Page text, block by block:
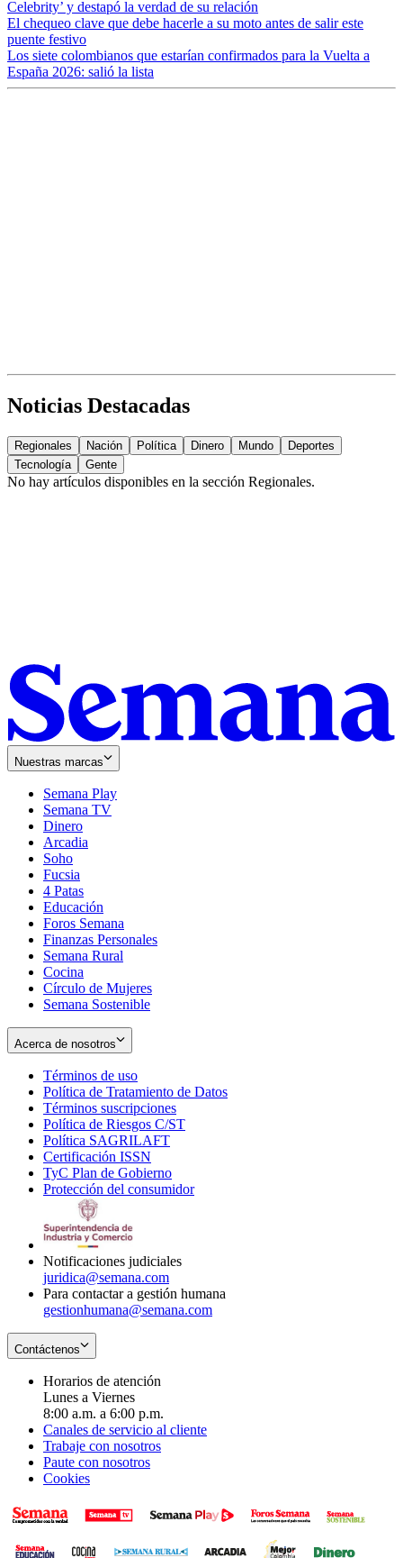
Celebrity’ y destapó la verdad de su relación
El chequeo clave que debe hacerle a su moto antes de salir este
puente festivo
Los siete colombianos que estarían confirmados para la Vuelta a
España 2026: salió la lista
Noticias Destacadas
Regionales Nación Política Dinero Mundo
Deportes
Tecnología
Gente
No hay artículos disponibles en la sección Regionales.
Nuestras marcas
Semana Play
Semana TV
Dinero
Arcadia
Soho
in
new
window
Fucsia
in
new
window
4 Patas
Educación
Foros Semana
Finanzas Personales
Semana Rural
Cocina
Círculo de Mujeres
Semana Sostenible
Acerca de nosotros
Términos de uso
in
new
window
Política de Tratamiento de Datos
Términos suscripciones
in
Política de Riesgos C/ST
Política SAGRILAFT
new
window
Certificación ISSN
in
new
TyC Plan de Gobierno
in
Protección del consumidorOpens
Notificaciones judiciales
juridica@semana.com
Para contactar a gestión humana
gestionhumana@semana.com
Contáctenos
Horarios de atención
Lunes a Viernes
8:00 a.m. a 6:00 p.m.
Canales de servicio al cliente
Trabaje con nosotros
Paute con nosotros
Cookies